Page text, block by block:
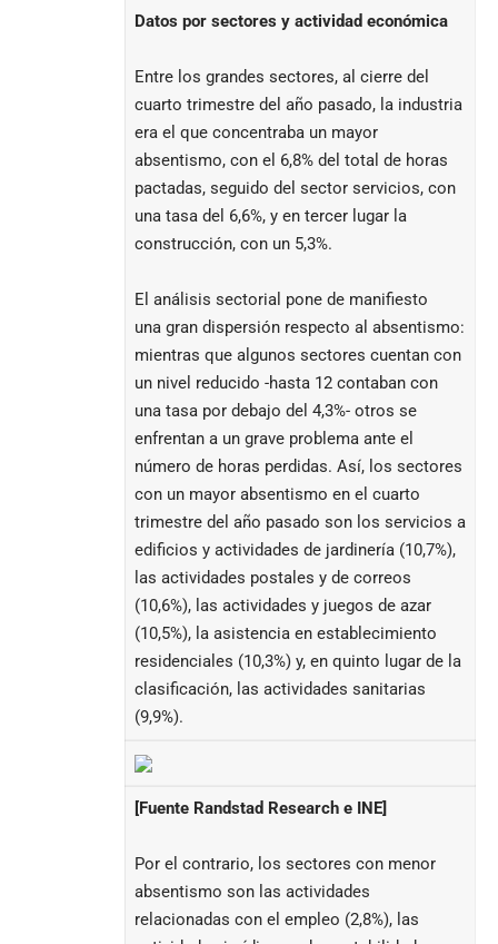
Datos por sectores y actividad económica
Entre los grandes sectores, al cierre del
cuarto trimestre del año pasado, la industria
era el que concentraba un mayor
absentismo, con el 6,8% del total de horas
pactadas, seguido del sector servicios, con
una tasa del 6,6%, y en tercer lugar la
construcción, con un 5,3%.
El análisis sectorial pone de manifiesto
una gran dispersión respecto al absentismo:
mientras que algunos sectores cuentan con
un nivel reducido -hasta 12 contaban con
una tasa por debajo del 4,3%- otros se
enfrentan a un grave problema ante el
número de horas perdidas. Así, los sectores
con un mayor absentismo en el cuarto
trimestre del año pasado son los servicios a
edificios y actividades de jardinería (10,7%),
las actividades postales y de correos
(10,6%), las actividades y juegos de azar
(10,5%), la asistencia en establecimiento
residenciales (10,3%) y, en quinto lugar de la
clasificación, las actividades sanitarias
(9,9%).
[Fuente Randstad Research e INE]
Por el contrario, los sectores con menor
absentismo son las actividades
relacionadas con el empleo (2,8%), las